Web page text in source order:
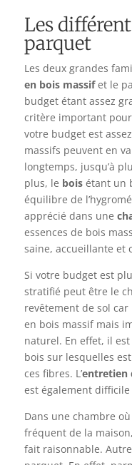
Les
parquet
Les deux grandes
en bois massifet le
budget étant assez
critère important
votre budget est
massifs peuvent en
longtemps, jusqu’à
plus, le boisétant un
équilibre de
apprécié dans une
essences de bois
saine, accueillante et
Si votre budget est
stratifié peut être le
revêtement de sol
en bois massif mais
naturel. En effet, il
bois sur lesquelles
ces fibres. L’entretien
est également
Dans une chambre
fréquent de la
fait raisonnable.